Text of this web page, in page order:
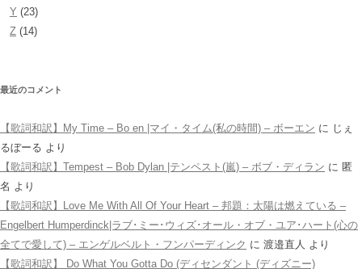
Y (23)
Z (14)
最近のコメント
【歌詞和訳】My Time – Bo en |マイ・タイム(私の時間) – ボーエン に じぇ
るぼーる より
【歌詞和訳】Tempest – Bob Dylan |テンペスト(嵐) – ボブ・ディラン に 匿
名 より
【歌詞和訳】Love Me With All Of Your Heart – 邦題：太陽は燃えている –
Engelbert Humperdinck|ラブ･ミー･ウィズ･オール・オブ・ユア･ハート(心の
全てで愛して) – エンゲルベルト・フンパーディンク に 渡邉直人 より
【歌詞和訳】 Do What You Gotta Do (ディセンダント (ディズニー)